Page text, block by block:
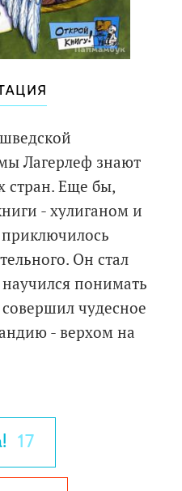
Лагерлеф знают
стран. Еще бы,
- хулиганом и
Он стал
понимать
чудесное
- верхом на
читателю
испытания.
Ирины
в этот
17